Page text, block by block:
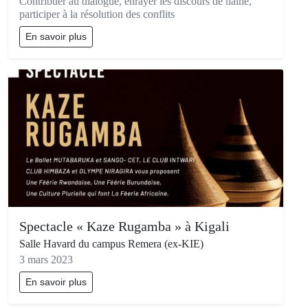
participer à la résolution des conflits
En savoir plus
Spectacle « Kaze Rugamba » à Kigali
Salle Havard du campus Remera (ex-KIE)
3 mars 2023
En savoir plus